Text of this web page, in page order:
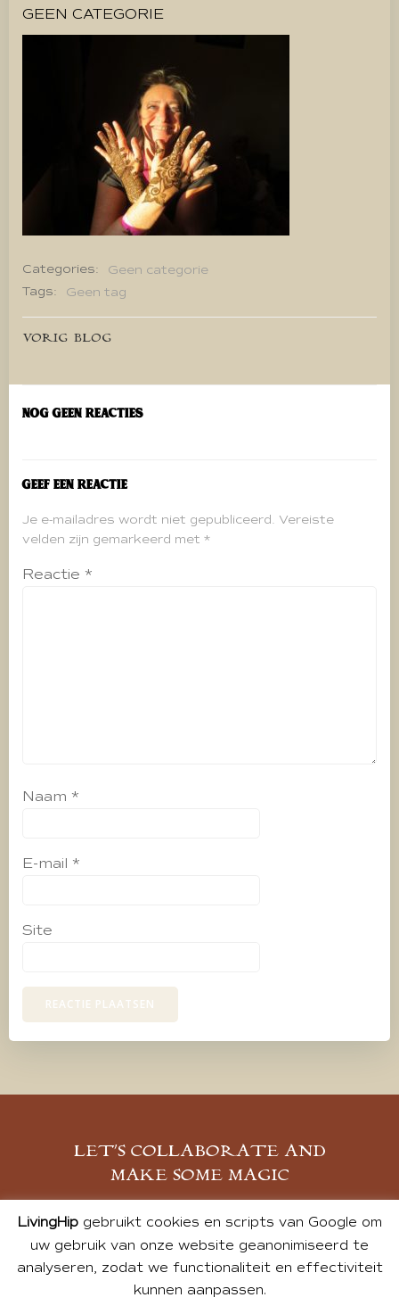
GEEN CATEGORIE
Categories:
Geen categorie
Tags:
Geen tag
Bericht
navigatie
VORIG BLOG
Nog geen reacties
Geef een reactie
Je e-mailadres wordt niet gepubliceerd. Vereiste
velden zijn gemarkeerd met *
Reactie *
Naam *
E-mail *
Site
LET’S COLLABORATE AND
MAKE SOME MAGIC
MELD JE AAN
LivingHipgebruikt cookies en scripts van Google om
uw gebruik van onze website geanonimiseerd te
analyseren, zodat we functionaliteit en effectiviteit
kunnen aanpassen.